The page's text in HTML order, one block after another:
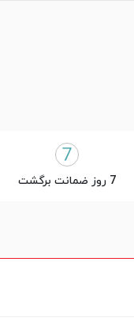
7 روز ضمانت برگشت